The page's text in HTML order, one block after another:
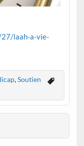
laah-a-vie-
,Soutien